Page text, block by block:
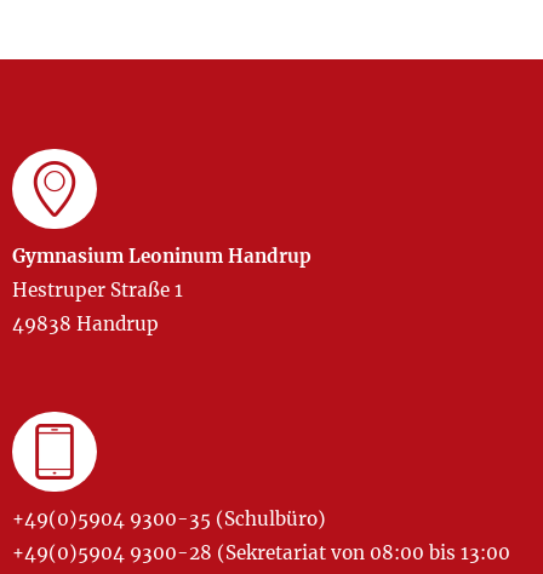
Gymnasium Leoninum Handrup
Hestruper Straße 1
49838 Handrup
+49(0)5904 9300-35 (Schulbüro)
+49(0)5904 9300-28 (Sekretariat von 08:00 bis 13:00